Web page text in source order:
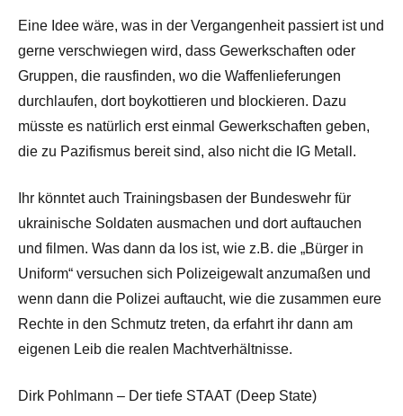
Eine Idee wäre, was in der Vergangenheit passiert ist und
gerne verschwiegen wird, dass Gewerkschaften oder
Gruppen, die rausfinden, wo die Waffenlieferungen
durchlaufen, dort boykottieren und blockieren. Dazu
müsste es natürlich erst einmal Gewerkschaften geben,
die zu Pazifismus bereit sind, also nicht die IG Metall.
Ihr könntet auch Trainingsbasen der Bundeswehr für
ukrainische Soldaten ausmachen und dort auftauchen
und filmen. Was dann da los ist, wie z.B. die „Bürger in
Uniform“ versuchen sich Polizeigewalt anzumaßen und
wenn dann die Polizei auftaucht, wie die zusammen eure
Rechte in den Schmutz treten, da erfahrt ihr dann am
eigenen Leib die realen Machtverhältnisse.
Dirk Pohlmann – Der tiefe STAAT (Deep State)